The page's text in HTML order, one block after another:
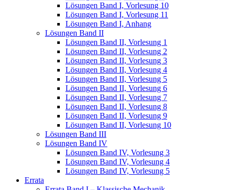
Lösungen Band I, Vorlesung 10
Lösungen Band I, Vorlesung 11
Lösungen Band I, Anhang
Lösungen Band II
Lösungen Band II, Vorlesung 1
Lösungen Band II, Vorlesung 2
Lösungen Band II, Vorlesung 3
Lösungen Band II, Vorlesung 4
Lösungen Band II, Vorlesung 5
Lösungen Band II, Vorlesung 6
Lösungen Band II, Vorlesung 7
Lösungen Band II, Vorlesung 8
Lösungen Band II, Vorlesung 9
Lösungen Band II, Vorlesung 10
Lösungen Band III
Lösungen Band IV
Lösungen Band IV, Vorlesung 3
Lösungen Band IV, Vorlesung 4
Lösungen Band IV, Vorlesung 5
Errata